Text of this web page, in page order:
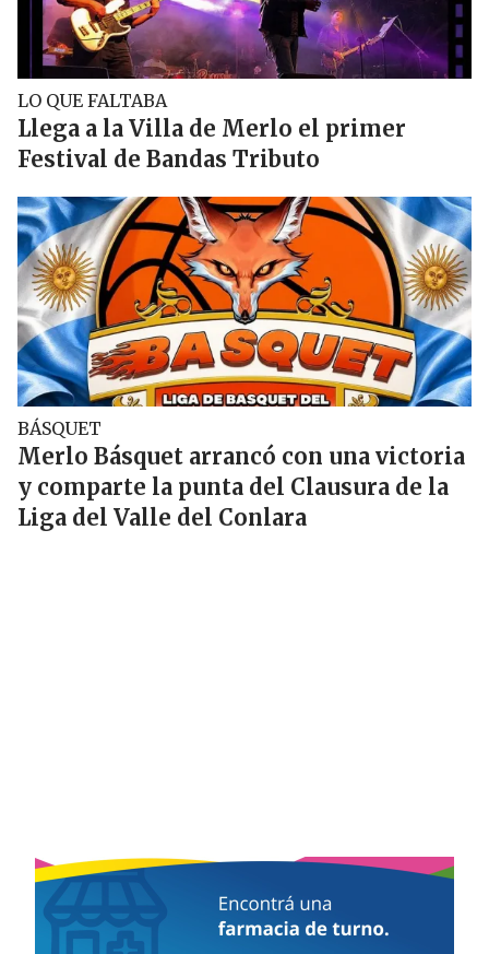
LO QUE FALTABA
Llega a la Villa de Merlo el primer
Festival de Bandas Tributo
BÁSQUET
Merlo Básquet arrancó con una victoria
y comparte la punta del Clausura de la
Liga del Valle del Conlara